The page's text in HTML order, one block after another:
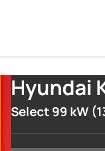
Hyundai
Select 99 kW